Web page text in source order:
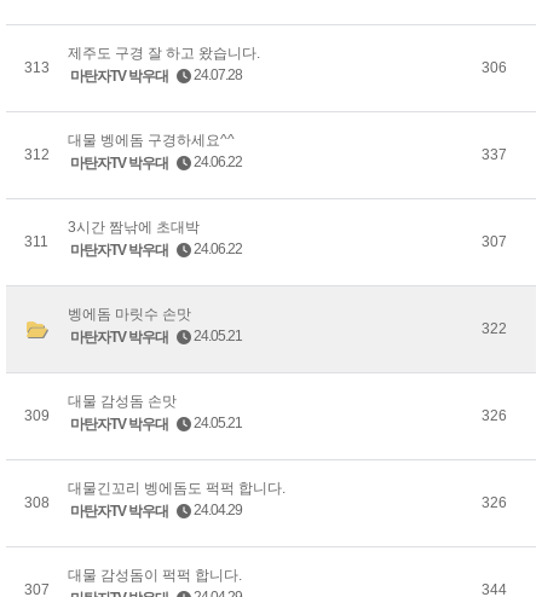
313
제주도 구경 잘 하고 왔습니다.
마탄자TV 박우대
24.07.28 306
312
대물 벵에돔 구경하세요^^
마탄자TV 박우대
24.06.22 337
311
3시간 짬낚에 초대박
마탄자TV 박우대
24.06.22 307
벵에돔 마릿수 손맛
마탄자TV 박우대
24.05.21 322
309
대물 감성돔 손맛
마탄자TV 박우대
24.05.21 326
308
대물긴꼬리 벵에돔도 퍽퍽 합니다.
마탄자TV 박우대
24.04.29 326
307
대물 감성돔이 퍽퍽 합니다.
344